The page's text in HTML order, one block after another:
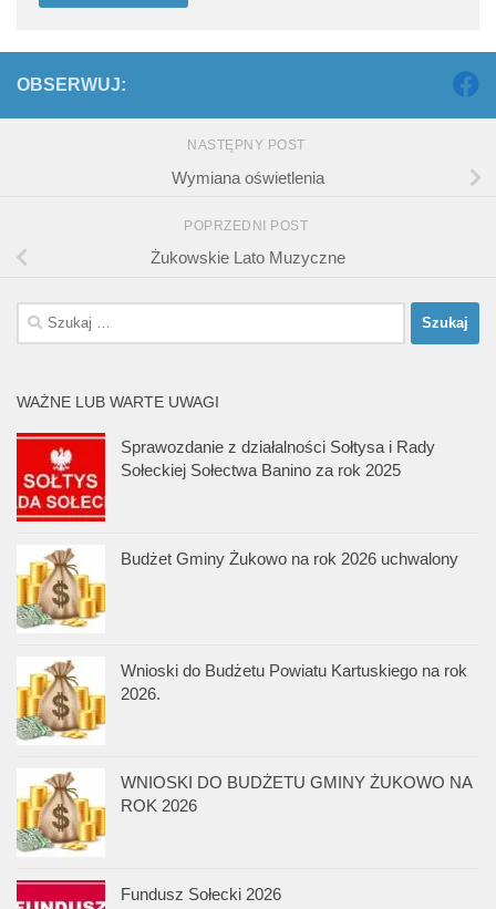
OBSERWUJ:
NASTĘPNY POST
Wymiana oświetlenia
POPRZEDNI POST
Żukowskie Lato Muzyczne
Szukaj:
WAŻNE LUB WARTE UWAGI
Sprawozdanie z działalności Sołtysa i Rady
Sołeckiej Sołectwa Banino za rok 2025
Budżet Gminy Żukowo na rok 2026 uchwalony
Wnioski do Budżetu Powiatu Kartuskiego na rok
2026.
WNIOSKI DO BUDŻETU GMINY ŻUKOWO NA
ROK 2026
Fundusz Sołecki 2026